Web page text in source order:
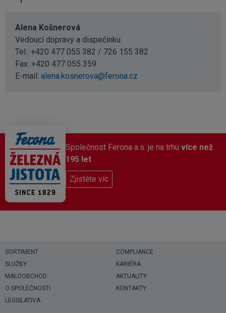
Alena Košnerová
Vedoucí dopravy a dispečinku
Tel.: +420 477 055 382 / 726 155 382
Fax: +420 477 055 359
E-mail: alena.kosnerova@ferona.cz
Společnost Ferona a.s. je na trhu více než
195 let
Zjistěte víc
SORTIMENT
SLUŽBY
MALOOBCHOD
O SPOLEČNOSTI
LEGISLATIVA
COMPLIANCE
KARIÉRA
AKTUALITY
KONTAKTY